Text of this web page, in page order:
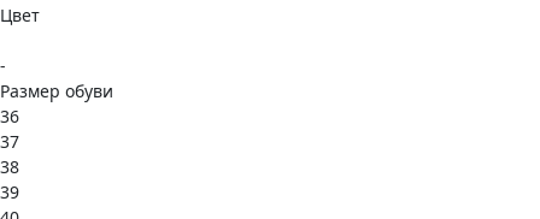
Цвет
-
Размер обуви
36
37
38
39